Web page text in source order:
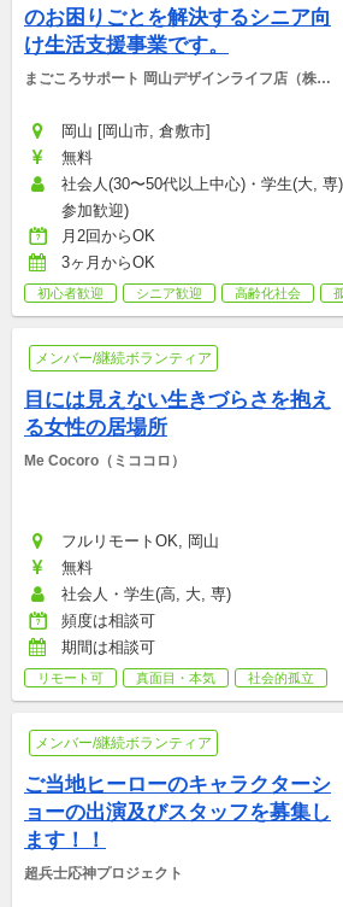
のお困りごとを解決するシニア向
け生活支援事業です。
まごころサポート 岡山デザインライフ店（株式
岡山 [岡山市, 倉敷市]
無料
社会人(30〜50代以上中心)・学生(大,
参加歓迎)
月2回からOK
3ヶ月からOK
初心者歓迎 シニア歓迎 高齢化社会
メンバー/継続ボランティア
目には見えない生きづらさを抱え
る女性の居場所
Me Cocoro（ミココロ）
フルリモートOK, 岡山
無料
社会人・学生(高, 大, 専)
頻度は相談可
期間は相談可
リモート可 真面目・本気 社会的孤立
メンバー/継続ボランティア
ご当地ヒーローのキャラクターシ
ョーの出演及びスタッフを募集し
ます！！
超兵士応神プロジェクト